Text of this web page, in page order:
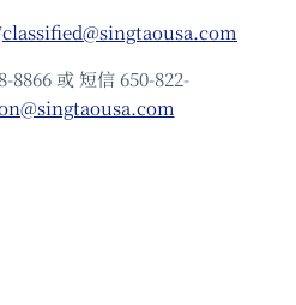
classified@singtaousa.com
8866 或 短信 650-822-